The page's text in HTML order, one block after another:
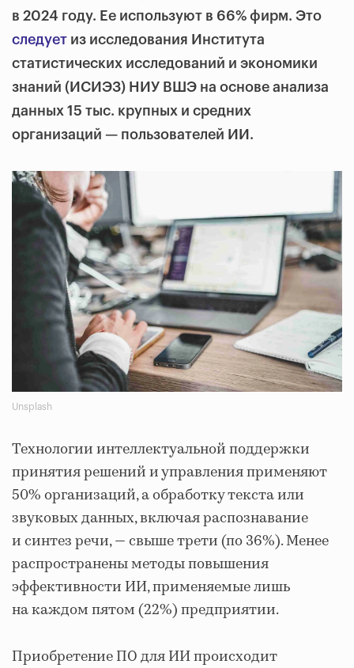
в 2024 году. Ее используют в 66% фирм. Это
следует из исследования Института
статистических исследований и экономики
знаний (ИСИЭЗ) НИУ ВШЭ на основе анализа
данных 15 тыс. крупных и средних
организаций — пользователей ИИ.
Unsplash
Технологии интеллектуальной поддержки
принятия решений и управления применяют
50% организаций, а обработку текста или
звуковых данных, включая распознавание
и синтез речи, — свыше трети (по 36%). Менее
распространены методы повышения
эффективности ИИ, применяемые лишь
на каждом пятом (22%) предприятии.
Приобретение ПО для ИИ происходит